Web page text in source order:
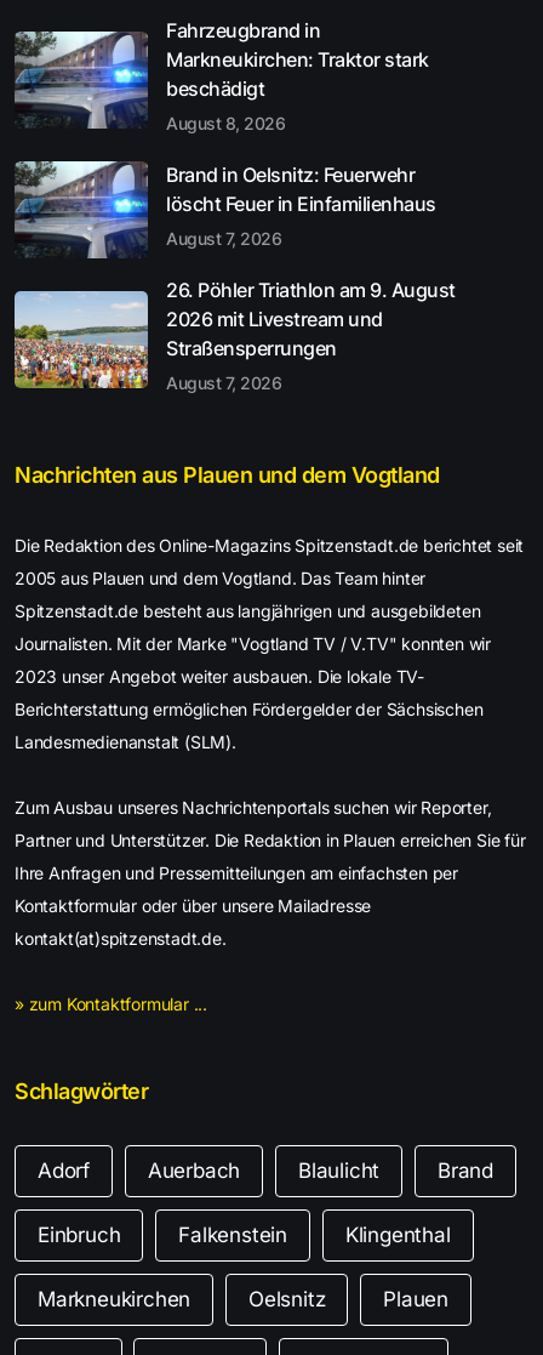
Fahrzeugbrand in
Markneukirchen: Traktor stark
beschädigt
August 8, 2026
Brand in Oelsnitz: Feuerwehr
löscht Feuer in Einfamilienhaus
August 7, 2026
26. Pöhler Triathlon am 9. August
2026 mit Livestream und
Straßensperrungen
August 7, 2026
Nachrichten aus Plauen und dem Vogtland
Die Redaktion des Online-Magazins Spitzenstadt.de berichtet seit
2005 aus Plauen und dem Vogtland. Das Team hinter
Spitzenstadt.de besteht aus langjährigen und ausgebildeten
Journalisten. Mit der Marke "Vogtland TV / V.TV" konnten wir
2023 unser Angebot weiter ausbauen. Die lokale TV-
Berichterstattung ermöglichen Fördergelder der Sächsischen
Landesmedienanstalt (SLM).
Zum Ausbau unseres Nachrichtenportals suchen wir Reporter,
Partner und Unterstützer. Die Redaktion in Plauen erreichen Sie für
Ihre Anfragen und Pressemitteilungen am einfachsten per
Kontaktformular oder über unsere Mailadresse
kontakt(at)spitzenstadt.de.
» zum Kontaktformular ...
Schlagwörter
Adorf Auerbach Blaulicht Brand
Einbruch Falkenstein Klingenthal
Markneukirchen Oelsnitz Plauen